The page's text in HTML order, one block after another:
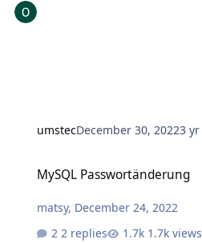
umstecDecember 30, 20223 yr
MySQL Passwortänderung
matsy, December 24, 2022
2 replies
1.7k views